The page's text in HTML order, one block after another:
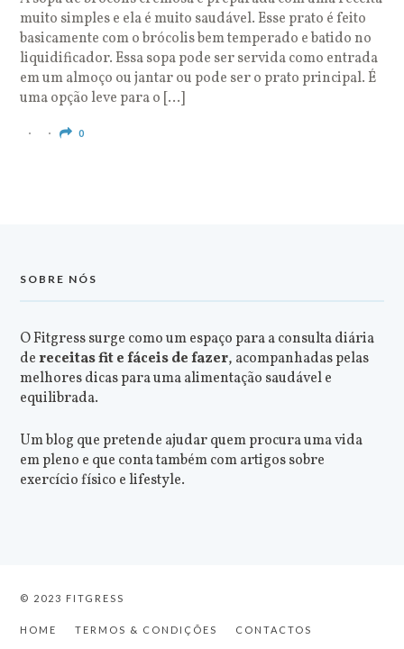
muito simples e ela é muito saudável. Esse prato é feito
basicamente com o brócolis bem temperado e batido no
liquidificador. Essa sopa pode ser servida como entrada
em um almoço ou jantar ou pode ser o prato principal. É
uma opção leve para o […]
0
SOBRE NÓS
O Fitgress surge como um espaço para a consulta diária
dereceitas fit e fáceis de fazer, acompanhadas pelas
melhores dicas para uma alimentação saudável e
equilibrada.
Um blog que pretende ajudar quem procura uma vida
em pleno e que conta também com artigos sobre
exercício físico e lifestyle.
© 2023 FITGRESS
HOME TERMOS & CONDIÇÕES CONTACTOS